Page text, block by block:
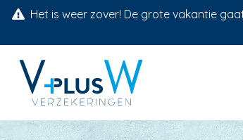
Het is weer zover! De grote vakantie